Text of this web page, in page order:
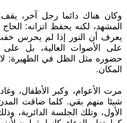
وكان هناك دائما رجل آخر،
المشهد، لكنه يحفظ اتزانه:
يعرف أن النور إذا لم يحرس
على الأصوات العالية، بل
حضوره مثل الظل في الظهيرة: لا
المكان.
مرت الأعوام، وكبر الأطفال،
شيئا منهم بقي. كلما ضاقت
الأول، وتلك الجلسة الدائرية،